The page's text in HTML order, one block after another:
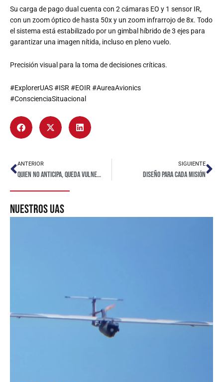
Su carga de pago dual cuenta con 2 cámaras EO y 1 sensor IR,
con un zoom óptico de hasta 50x y un zoom infrarrojo de 8x. Todo
el sistema está estabilizado por un gimbal híbrido de 3 ejes para
garantizar una imagen nítida, incluso en pleno vuelo.
Precisión visual para la toma de decisiones críticas.
#ExplorerUAS #ISR #EOIR #AureaAvionics
#ConscienciaSituacional
ANTERIOR
Quien no anticipa, queda vulnerable
SIGUIENTE
Diseño para cada misión
nuestros uas